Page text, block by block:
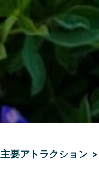
主要アトラクション